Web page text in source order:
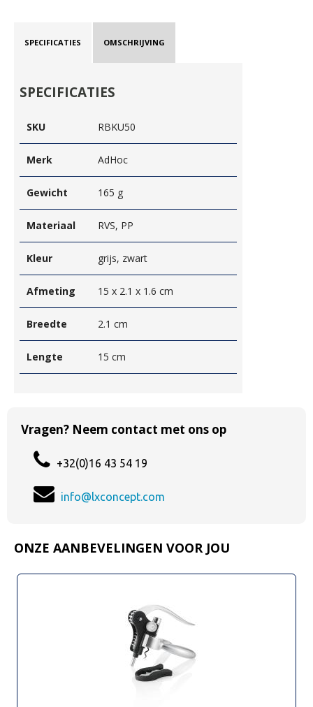
SPECIFICATIES OMSCHRIJVING
SPECIFICATIES
SKU RBKU50
Merk AdHoc
Gewicht 165 g
Materiaal RVS, PP
Kleur grijs, zwart
Afmeting 15 x 2.1 x 1.6 cm
Breedte 2.1 cm
Lengte 15 cm
Vragen? Neem contact met ons op
+32(0)16 43 54 19
info@lxconcept.com
ONZE AANBEVELINGEN VOOR JOU